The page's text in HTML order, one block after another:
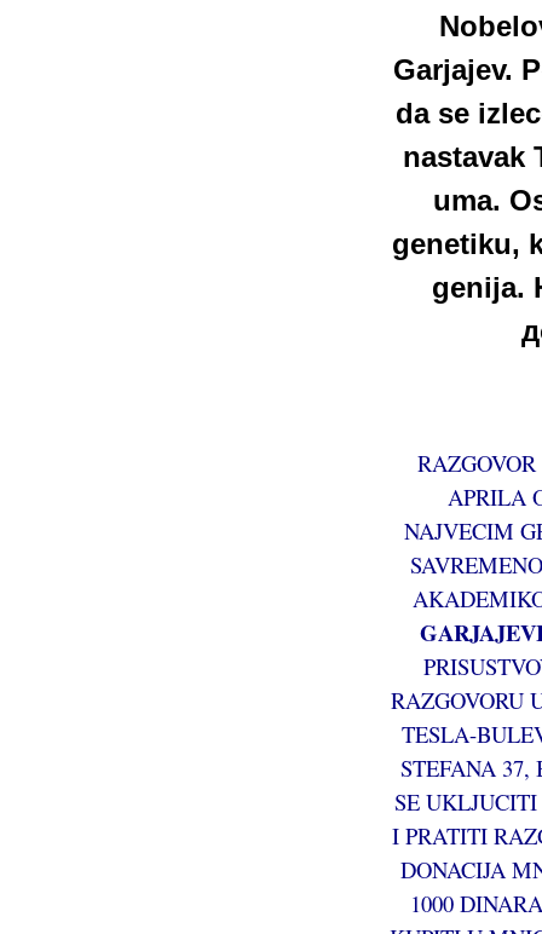
Garjajev.
da se
nastavak
uma.
genetiku,
genija.
APRILA
NAJVECIM
RAZGOVORU
TESLA-
STEFANA 37,
SE
I PRATITI
DONACIJA
1000